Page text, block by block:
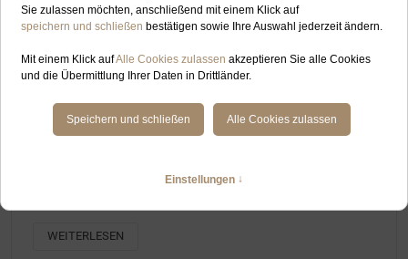
OKT
FOTOGRAFIN FÜR EUREN HOCHZEITSTAG ZU ZWEIT, IN FÜSSEN
Elopement mit standesamtlicher Trauung in Füssen,
WEITERLESEN